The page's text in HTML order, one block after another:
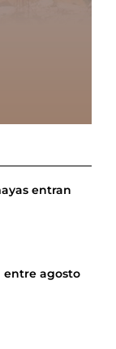
entran
entre agosto